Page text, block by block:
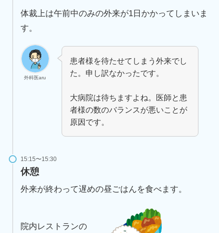
体裁上は午前中のみの外来が1日かかってしまいま
す。
外科医aru
患者様を待たせてしまう外来でし
た。申し訳なかったです。
大病院は待ちますよね。医師と患
者様の数のバランスが悪いことが
原因です。
15:15〜15:30
休憩
外来が終わって遅めの昼ごはんを食べます。
院内レストランの